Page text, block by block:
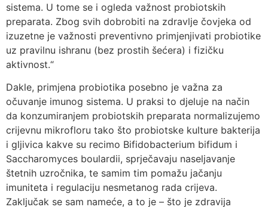
sistema. U tome se i ogleda važnost probiotskih
preparata. Zbog svih dobrobiti na zdravlje čovjeka od
izuzetne je važnosti preventivno primjenjivati probiotike
uz pravilnu ishranu (bez prostih šećera) i fizičku
aktivnost.“
Dakle, primjena probiotika posebno je važna za
očuvanje imunog sistema. U praksi to djeluje na način
da konzumiranjem probiotskih preparata normalizujemo
crijevnu mikrofloru tako što probiotske kulture bakterija
i gljivica kakve su recimo Bifidobacterium bifidum i
Saccharomyces boulardii, sprječavaju naseljavanje
štetnih uzročnika, te samim tim pomažu jačanju
imuniteta i regulaciju nesmetanog rada crijeva.
Zaključak se sam nameće, a to je – što je zdravija